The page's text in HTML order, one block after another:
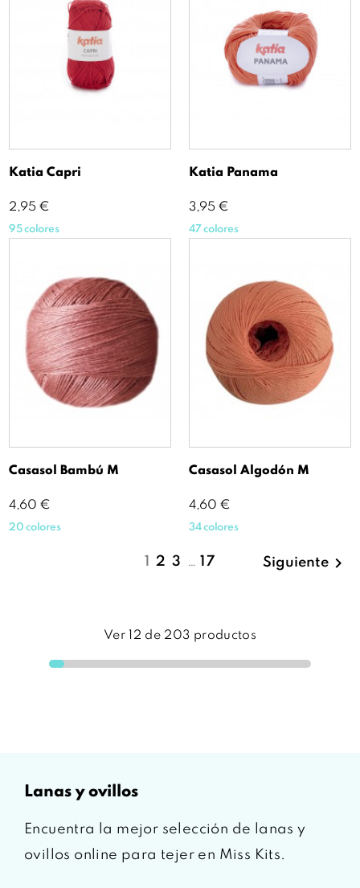
Katia Capri
Precio
2,95 €
95 colores
Katia Panama
Precio
3,95 €
47 colores
Casasol Bambú M
Precio
4,60 €
20 colores
Casasol Algodón M
Precio
4,60 €
34 colores
1 2 3 … 17 Siguiente 
Ver 12 de 203 productos
lanas y ovillos
Encuentra la mejor selección de lanas y
ovillos online para tejer en Miss Kits.